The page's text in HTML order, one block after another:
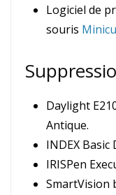
Logiciel de
souris
Daylight
Antique.
INDEX Basic
IRISPen
SmartVision